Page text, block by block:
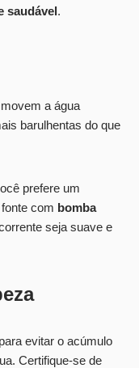
saudável.
a água
barulhentas do que
prefere um
com bomba
seja suave e
evitar o acúmulo
Certifique-se de